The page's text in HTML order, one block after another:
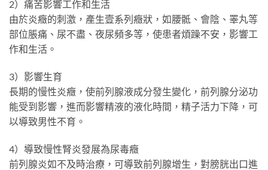
2）痛苦影響工作和生活
由於炎癥的刺激，產生壹系列癥狀，如腰骶、會陰、睪丸等
部位脹痛、尿不盡、夜尿頻多等，使患者煩躁不安，影響工
作和生活。
3）影響生育
長期的慢性炎癥，使前列腺液成分發生變化，前列腺分泌功
能受到影響，進而影響精液的液化時間，精子活力下降，可
以導致男性不育。
4）導致慢性腎炎發展為尿毒癥
前列腺炎如不及時治療，可導致前列腺增生，對膀胱出口進